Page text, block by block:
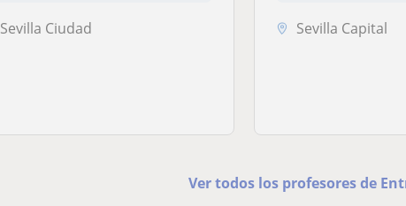
Sevilla Ciudad
Sevilla Capital
Ver todos los profesores de